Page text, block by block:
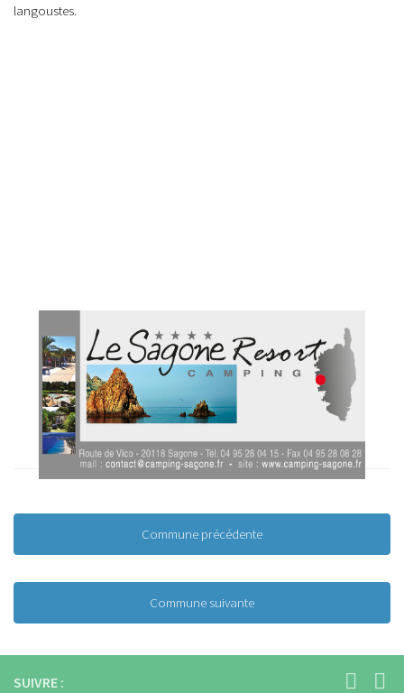
langoustes.
Commune précédente
Commune suivante
SUIVRE :